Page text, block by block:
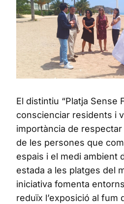
El distintiu “Platja Sense
conscienciar residents i
importància de respectar
de les persones que
espais i el medi ambient
estada a les platges del
iniciativa fomenta
reduïx l’exposició al fum